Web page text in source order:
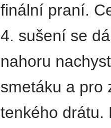
finální praní.
4. sušení se
nahoru
smetáku a pro
tenkého drátu.